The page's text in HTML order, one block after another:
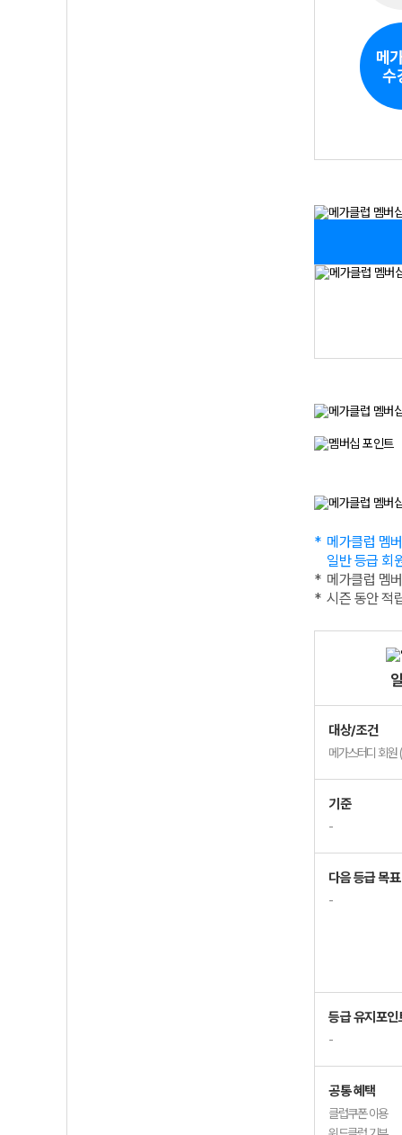
메
수
메가클럽 멤
일반 등급 회
메가클럽 멤
시즌 동안 적
대상/조건
메가스터디 회원
기준
-
다음 등급 목표
-
등급 유지포인
-
공통 혜택
클럽쿠폰 이용